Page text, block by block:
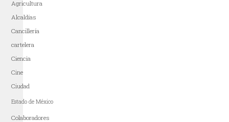
Agricultura
Alcaldías
Cancillería
cartelera
Ciencia
Cine
Ciudad
Estado de México
Colaboradores